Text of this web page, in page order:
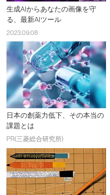
生成AIからあなたの画像を守
る、最新AIツール
2023.09.08
日本の創薬力低下、その本当の
課題とは
PR(三菱総合研究所)